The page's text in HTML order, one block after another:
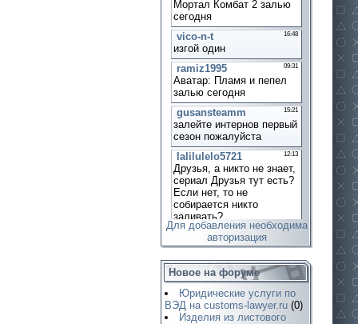
Для добавления необходима
авторизация
Новое на форуме
Юридические услуги по
ВЭД на customs-lawyer.ru (0)
Изделия из листового